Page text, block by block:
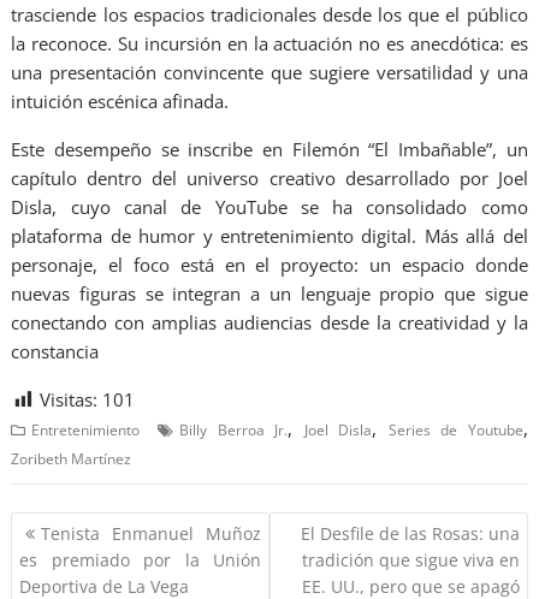
trasciende los espacios tradicionales desde los que el público
la reconoce. Su incursión en la actuación no es anecdótica: es
una presentación convincente que sugiere versatilidad y una
intuición escénica afinada.
Este desempeño se inscribe en Filemón “El Imbañable”, un
capítulo dentro del universo creativo desarrollado por Joel
Disla, cuyo canal de YouTube se ha consolidado como
plataforma de humor y entretenimiento digital. Más allá del
personaje, el foco está en el proyecto: un espacio donde
nuevas figuras se integran a un lenguaje propio que sigue
conectando con amplias audiencias desde la creatividad y la
constancia
Visitas: 101
Entretenimiento Billy Berroa Jr., Joel Disla, Series de Youtube,
Zoribeth Martínez
Tenista Enmanuel Muñoz
es premiado por la Unión
Deportiva de La Vega
El Desfile de las Rosas: una
tradición que sigue viva en
EE. UU., pero que se apagó